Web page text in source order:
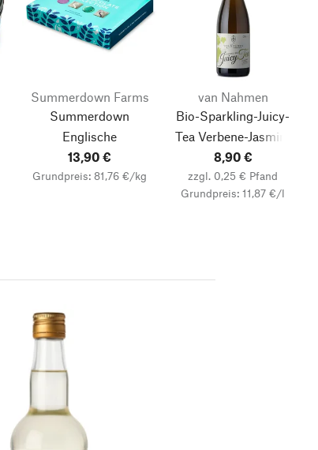
Summerdown Farms
Summerdown
Englische
Minzschokolade
13,90 €
Grundpreis: 81,76 €/kg
van Nahmen
Bio-Sparkling-Juicy-
Tea Verbene-Jasmin-
Riesling
8,90 €
zzgl. 0,25 € Pfand
Grundpreis: 11,87 €/l